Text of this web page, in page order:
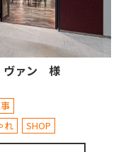
ヴァン 様
れ SHOP